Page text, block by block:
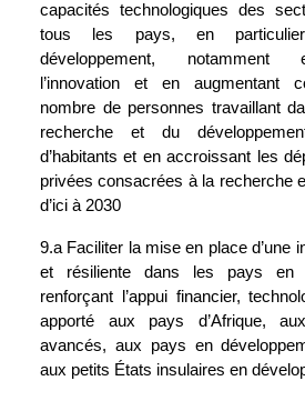
capacités technologiques des
tous les pays, en
développement, notamment
l’innovation et en augmentant
nombre de personnes travaillant
recherche et du
d’habitants et en accroissant les
privées consacrées à la recherche
d’ici à 2030
9.a Faciliter la mise en place d’une
et résiliente dans les pays en
renforçant l’appui financier,
apporté aux pays d’Afrique,
avancés, aux pays en
aux petits États insulaires en